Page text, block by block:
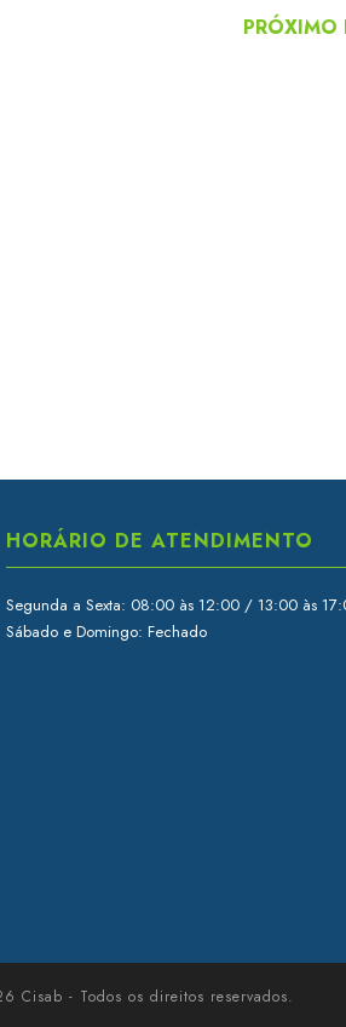
PRÓXIMO
HORÁRIO DE ATENDIMENTO
Segunda a Sexta: 08:00 às 12:00 / 13:00 às
Sábado e Domingo: Fechado
Cisab - Todos os direitos reservados.